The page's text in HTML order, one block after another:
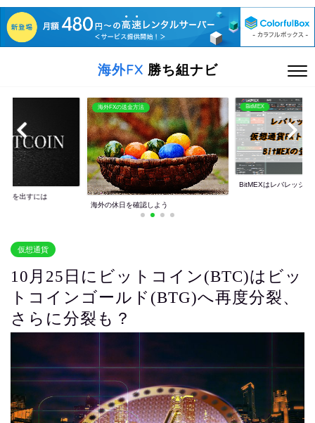
海外FX 勝ち組ナビ
益を出すには
海外FXの送金方法
海外の休日を確認しよう
BitMEX
BitMEXはレバレッジ
仮想通貨
10月25日にビットコイン(BTC)はビッ
トコインゴールド(BTG)へ再度分裂、
さらに分裂も？